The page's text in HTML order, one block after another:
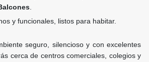
y funcionales, listos para habitar.
seguro, silencioso y con excelentes
cerca de centros comerciales, colegios y